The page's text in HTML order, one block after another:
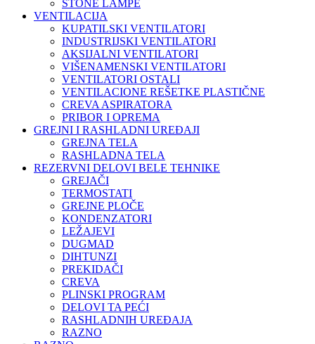
STONE LAMPE
VENTILACIJA
KUPATILSKI VENTILATORI
INDUSTRIJSKI VENTILATORI
AKSIJALNI VENTILATORI
VIŠENAMENSKI VENTILATORI
VENTILATORI OSTALI
VENTILACIONE REŠETKE PLASTIČNE
CREVA ASPIRATORA
PRIBOR I OPREMA
GREJNI I RASHLADNI UREĐAJI
GREJNA TELA
RASHLADNA TELA
REZERVNI DELOVI BELE TEHNIKE
GREJAČI
TERMOSTATI
GREJNE PLOČE
KONDENZATORI
LEŽAJEVI
DUGMAD
DIHTUNZI
PREKIDAČI
CREVA
PLINSKI PROGRAM
DELOVI TA PEĆI
RASHLADNIH UREĐAJA
RAZNO